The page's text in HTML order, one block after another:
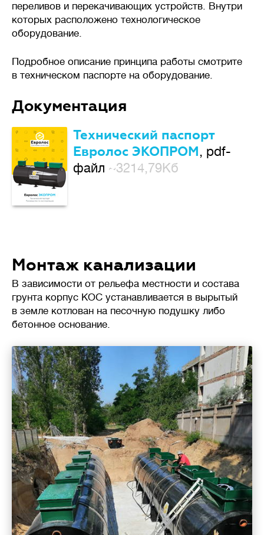
переливов и перекачивающих устройств. Внутри
которых расположено технологическое
оборудование.
Подробное описание принципа работы смотрите
в техническом паспорте на оборудование.
Документация
Технический паспорт
Евролос ЭКОПРОМ, pdf-
файл ~3214,79Кб
Монтаж канализации
В зависимости от рельефа местности и состава
грунта корпус КОС устанавливается в вырытый
в земле котлован на песочную подушку либо
бетонное основание.